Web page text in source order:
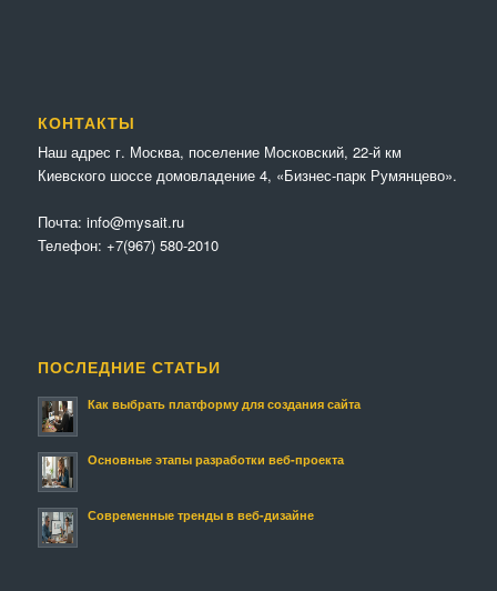
КОНТАКТЫ
Наш адрес г. Москва, поселение Московский, 22-й км
Киевского шоссе домовладение 4, «Бизнес-парк Румянцево».
Почта: info@mysait.ru
Телефон: +7(967) 580-2010
ПОСЛЕДНИЕ СТАТЬИ
Как выбрать платформу для создания сайта
Основные этапы разработки веб-проекта
Современные тренды в веб-дизайне